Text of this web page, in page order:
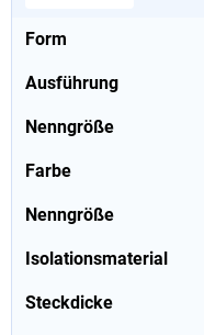
Form
Ausführung
Nenngröße
Farbe
Nenngröße
Isolationsmaterial
Steckdicke